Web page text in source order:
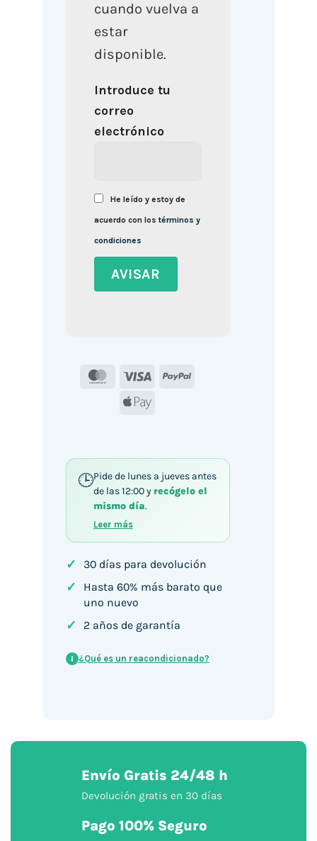
cuando vuelva a
estar
disponible.
Introduce tu
correo
electrónico
He leído y estoy de
acuerdo con lostérminos y
condiciones
MasterCard
Visa
PayPal
Apple
Pide de lunes a jueves antes
de las 12:00 y recógelo el
mismo día.
Leer más
✓ 30 días para devolución
✓
Hasta 60% más barato que
uno nuevo
✓ 2 años de garantía
i ¿Qué es un reacondicionado?
Envío Gratis 24/48 h
Devolución gratis en 30 días
Pago 100% Seguro